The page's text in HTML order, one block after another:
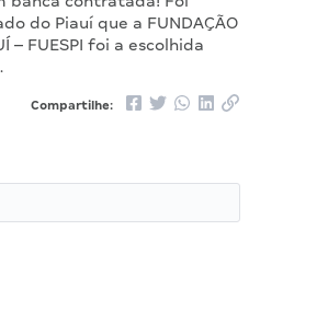
do Piauí que a FUNDAÇÃO
– FUESPI foi a escolhida
Compartilhe: